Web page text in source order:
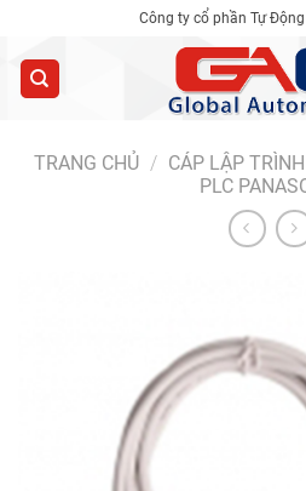
content
Công ty cổ phần Tự
TRANG CHỦ / CÁP LẬP
PLC